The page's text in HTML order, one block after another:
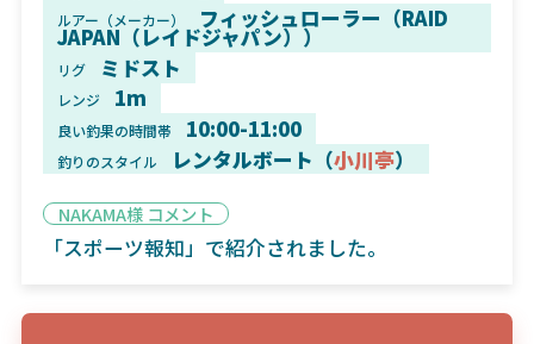
ルアー（メーカー） フィッシュローラー（RAID
JAPAN（レイドジャパン））
リグ ミドスト
レンジ 1m
良い釣果の時間帯 10:00-11:00
釣りのスタイル レンタルボート（小川亭）
NAKAMA様 コメント
「スポーツ報知」で紹介されました。